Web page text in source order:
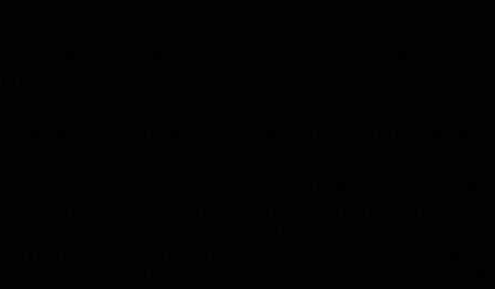
directs et indirects causés au matériel de l’utilisateur, lors
matériel ne répondant pas aux spécifications indiquées au
des dommages indirects (tels par exemple qu’une perte de
messages…) sont ou peuvent être à la disposition des
contenu déposé dans ces espaces qui contreviendrait à la
données. Le cas échéant, Au Dé d’Argent se réserve
en cas de message à caractère raciste, injurieux,
être supprimé tout contenu déposé sortant de la ligne